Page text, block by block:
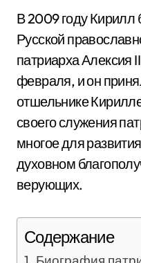
В 2009 году Кирилл
Русской
патриарха Алексия
февраля, и он
отшельнике
своего служения
многое для
духовном
верующих.
Содержание